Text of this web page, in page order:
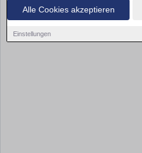
Alle Cookies akzeptieren
Einstellungen